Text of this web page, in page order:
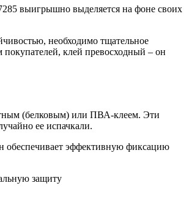
выигрышно выделяется на фоне своих
необходимо тщательное
покупателей, клей превосходный – он
(белковым) или ПВА-клеем. Эти
ее испачкали.
обеспечивает эффективную фиксацию
защиту